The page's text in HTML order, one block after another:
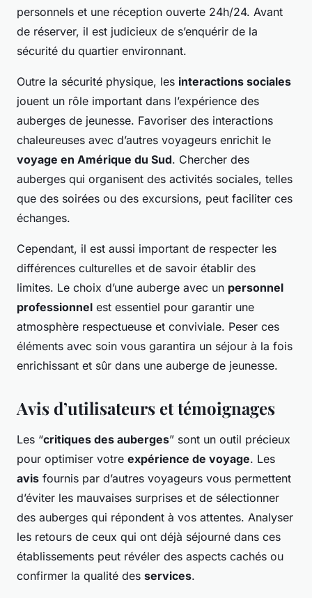
personnels et une réception ouverte 24h/24. Avant
de réserver, il est judicieux de s’enquérir de la
sécurité du quartier environnant.
Outre la sécurité physique, les interactions sociales
jouent un rôle important dans l’expérience des
auberges de jeunesse. Favoriser des interactions
chaleureuses avec d’autres voyageurs enrichit le
voyage en Amérique du Sud. Chercher des
auberges qui organisent des activités sociales, telles
que des soirées ou des excursions, peut faciliter ces
échanges.
Cependant, il est aussi important de respecter les
différences culturelles et de savoir établir des
limites. Le choix d’une auberge avec un personnel
professionnel est essentiel pour garantir une
atmosphère respectueuse et conviviale. Peser ces
éléments avec soin vous garantira un séjour à la fois
enrichissant et sûr dans une auberge de jeunesse.
Avis d’utilisateurs et témoignages
Les “critiques des auberges” sont un outil précieux
pour optimiser votre expérience de voyage. Les
avis fournis par d’autres voyageurs vous permettent
d’éviter les mauvaises surprises et de sélectionner
des auberges qui répondent à vos attentes. Analyser
les retours de ceux qui ont déjà séjourné dans ces
établissements peut révéler des aspects cachés ou
confirmer la qualité des services.